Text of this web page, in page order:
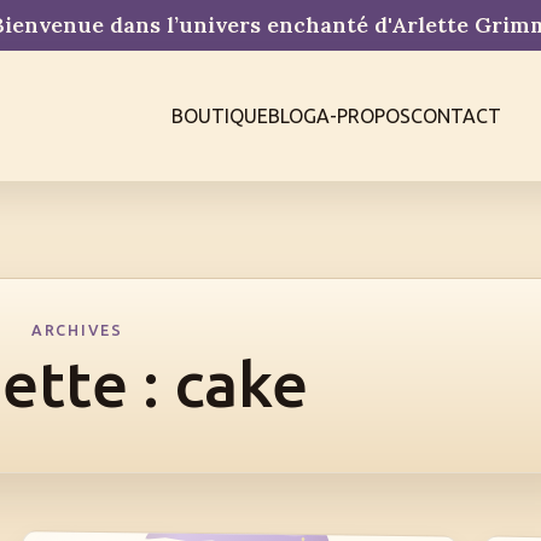
dans l’univers enchanté d'Arlette
BOUTIQUEBLOGA-PROPOSCONTACT
ARCHIVES
: cake